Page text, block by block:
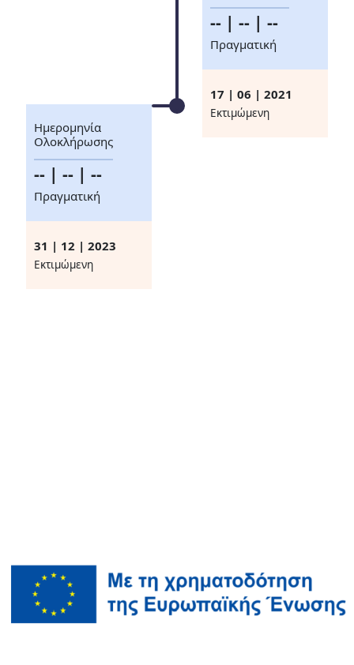
-- | -- | --
Πραγματική
17 | 06 | 2021
Eκτιμώμενη
Ημερομηνία
Ολοκλήρωσης
-- | -- | --
Πραγματική
31 | 12 | 2023
Eκτιμώμενη